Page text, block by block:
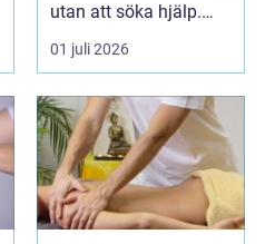
utan att söka hjälp.
Andra har ...
01 juli 2026